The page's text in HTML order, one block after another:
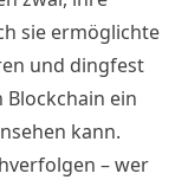
sie ermöglichte
und dingfest
Blockchain ein
kann.
– wer